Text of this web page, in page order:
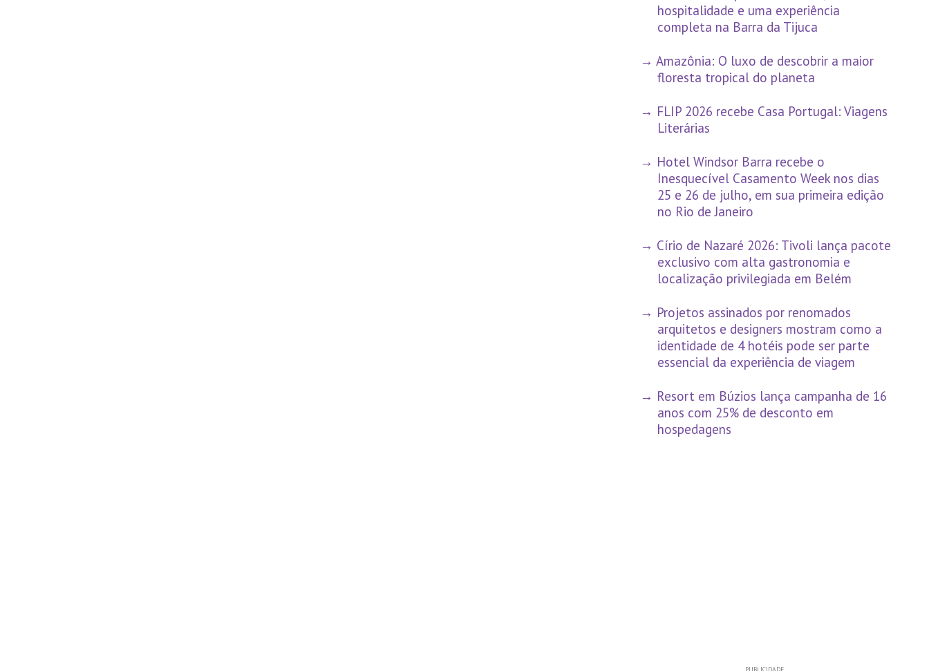
hospitalidade e uma experiência
completa na Barra da Tijuca
Amazônia: O luxo de descobrir a maior
floresta tropical do planeta
FLIP 2026 recebe Casa Portugal: Viagens
Literárias
Hotel Windsor Barra recebe o
Inesquecível Casamento Week nos dias
25 e 26 de julho, em sua primeira edição
no Rio de Janeiro
Círio de Nazaré 2026: Tivoli lança pacote
exclusivo com alta gastronomia e
localização privilegiada em Belém
Projetos assinados por renomados
arquitetos e designers mostram como a
identidade de 4 hotéis pode ser parte
essencial da experiência de viagem
Resort em Búzios lança campanha de 16
anos com 25% de desconto em
hospedagens
PUBLICIDADE